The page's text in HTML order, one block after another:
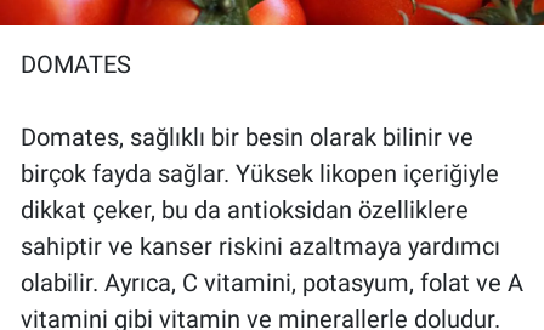
DOMATES
Domates, sağlıklı bir besin olarak bilinir ve
birçok fayda sağlar. Yüksek likopen içeriğiyle
dikkat çeker, bu da antioksidan özelliklere
sahiptir ve kanser riskini azaltmaya yardımcı
olabilir. Ayrıca, C vitamini, potasyum, folat ve A
vitamini gibi vitamin ve minerallerle doludur.